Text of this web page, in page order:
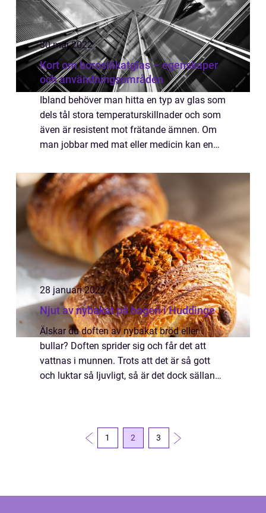
30 maj 2022
Kort om borosilikatglas – egenskaper
och användningsområden
Ibland behöver man hitta en typ av glas som
dels tål stora temperaturskillnader och som
även är resistent mot frätande ämnen. Om
man jobbar med mat eller medicin kan en
bra borosilikatglasbör ni kolla me...
28 januari 2022
Njut av nybakat på bageri i Huddinge
Älskar du doften av nybakat bröd eller
bullar? Doften sprider sig och får det att
vattnas i munnen. Trots att det är så gott
och luktar så ljuvligt, så är det dock sällan
1 2 3